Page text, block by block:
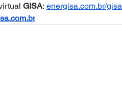
GISA: energisa.com.br/gisa